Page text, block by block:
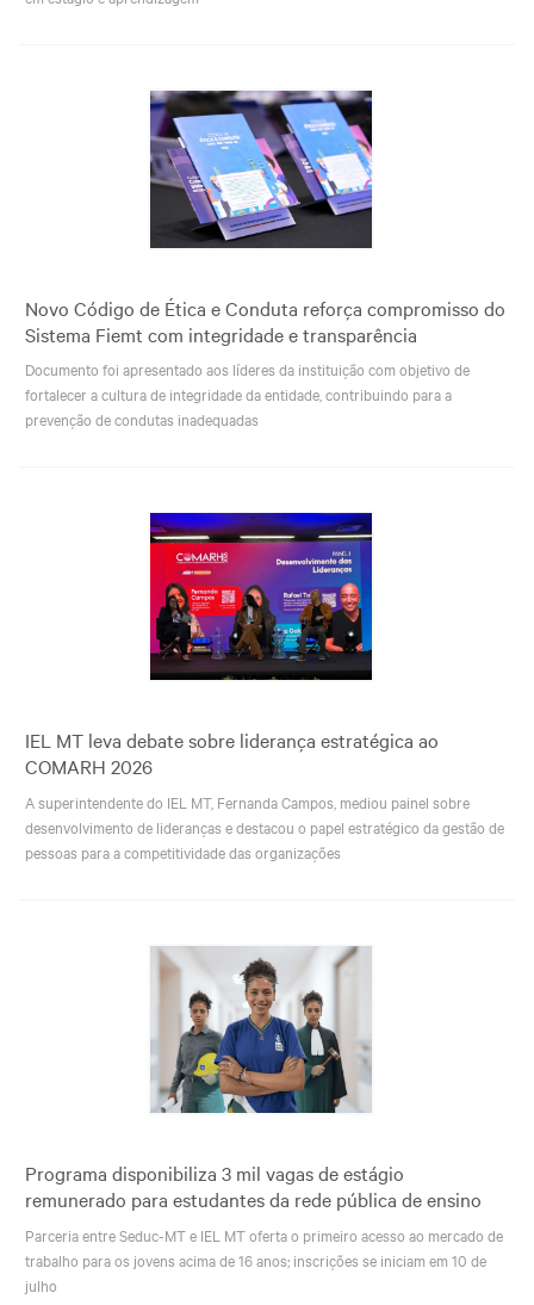
Novo Código de Ética e Conduta reforça compromisso do
Sistema Fiemt com integridade e transparência
Documento foi apresentado aos líderes da instituição com objetivo de
fortalecer a cultura de integridade da entidade, contribuindo para a
prevenção de condutas inadequadas
IEL MT leva debate sobre liderança estratégica ao
COMARH 2026
A superintendente do IEL MT, Fernanda Campos, mediou painel sobre
desenvolvimento de lideranças e destacou o papel estratégico da gestão de
pessoas para a competitividade das organizações
Programa disponibiliza 3 mil vagas de estágio
remunerado para estudantes da rede pública de ensino
Parceria entre Seduc-MT e IEL MT oferta o primeiro acesso ao mercado de
trabalho para os jovens acima de 16 anos; inscrições se iniciam em 10 de
julho